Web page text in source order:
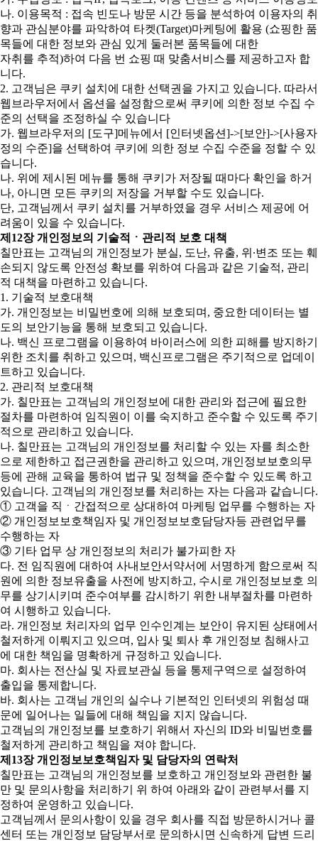
나. 이용목적 : 접속 빈도나 방문 시간 등을 분석하여 이용자의 취
향과 관심분야를 파악하여 타켓(Target)마케팅에 활용 (쇼핑한 품
목들에 대한 정보와 관심 있게 둘러본 품목들에 대한
자취를 추적)하여 다음 번 쇼핑 때 맞춤서비스를 제공하고자 합
니다.
2. 고객님은 쿠키 설치에 대한 선택권을 가지고 있습니다. 따라서
웹브라우저에서 옵션을 설정함으로써 쿠키에 의한 정보 수집 수
준의 선택을 조정하실 수 있습니다
가. 웹브라우저의 [도구]메뉴에서 [인터넷옵션]->[보안]->[사용자
정의 수준]을 선택하여 쿠키에 의한 정보 수집 수준을 정할 수 있
습니다.
나. 위에 제시된 메뉴를 통해 쿠키가 저장될 때마다 확인을 하거
나, 아니면 모든 쿠키의 저장을 거부할 수도 있습니다.
단, 고객님께서 쿠키 설치를 거부하였을 경우 서비스 제공에 어
려움이 있을 수 있습니다.
제12장 개인정보의 기술적ㆍ관리적 보호 대책
칠만표는 고객님의 개인정보가 분실, 도난, 유출, 위∙변조 또는 훼
손되지 않도록 안전성 확보를 위하여 다음과 같은 기술적, 관리
적 대책을 마련하고 있습니다.
1. 기술적 보호대책
가. 개인정보는 비밀번호에 의해 보호되며, 중요한 데이터는 별
도의 보안기능을 통해 보호되고 있습니다.
나. 백신 프로그램을 이용하여 바이러스에 의한 피해를 방지하기
위한 조치를 취하고 있으며, 백신프로그램은 주기적으로 업데이
트하고 있습니다.
2. 관리적 보호대책
가. 칠만표는 고객님의 개인정보에 대한 관리와 접근에 필요한
절차를 마련하여 임직원이 이를 숙지하고 준수할 수 있도록 주기
적으로 관리하고 있습니다.
나. 칠만표는 고객님의 개인정보를 처리할 수 있는 자를 최소한
으로 제한하고 접근권한을 관리하고 있으며, 개인정보보호의무
등에 관해 교육을 통하여 법규 및 정책을 준수할 수 있도록 하고
있습니다. 고객님의 개인정보를 처리하는 자는 다음과 같습니다.
① 고객을 직ㆍ간접적으로 상대하여 마케팅 업무를 수행하는 자
② 개인정보보호책임자 및 개인정보보호담당자등 관련업무를
수행하는 자
③ 기타 업무 상 개인정보의 처리가 불가피한 자
다. 전 임직원에 대하여 사내보안서약서에 서명하게 함으로써 직
원에 의한 정보유출을 사전에 방지하고, 수시로 개인정보보호 의
무를 상기시키며 준수여부를 감시하기 위한 내부절차를 마련하
여 시행하고 있습니다.
라. 개인정보 처리자의 업무 인수인계는 보안이 유지된 상태에서
철저하게 이뤄지고 있으며, 입사 및 퇴사 후 개인정보 침해사고
에 대한 책임을 명확하게 규정하고 있습니다.
마. 회사는 전산실 및 자료보관실 등을 통제구역으로 설정하여
출입을 통제합니다.
바. 회사는 고객님 개인의 실수나 기본적인 인터넷의 위험성 때
문에 일어나는 일들에 대해 책임을 지지 않습니다.
고객님의 개인정보를 보호하기 위해서 자신의 ID와 비밀번호를
철저하게 관리하고 책임을 져야 합니다.
제13장 개인정보보호책임자 및 담당자의 연락처
칠만표는 고객님의 개인정보를 보호하고 개인정보와 관련한 불
만 및 문의사항을 처리하기 위 하여 아래와 같이 관련부서를 지
정하여 운영하고 있습니다.
고객님께서 문의사항이 있을 경우 회사를 직접 방문하시거나 콜
센터 또는 개인정보 담당부서로 문의하시면 신속하게 답변 드리